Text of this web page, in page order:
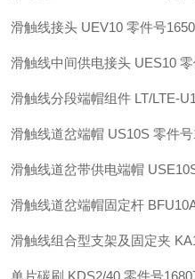
滑触线接头 UEV10 零件号
滑触线中间供电接头 UES10
滑触线分段端帽组件 LT/LTE-
滑触线道岔端帽 US10S 零件
滑触线道岔带供电端帽
滑触线道岔端帽固定杆
滑触线组合型支架及固定夹
单片碳刷 KDS2/40 零件号